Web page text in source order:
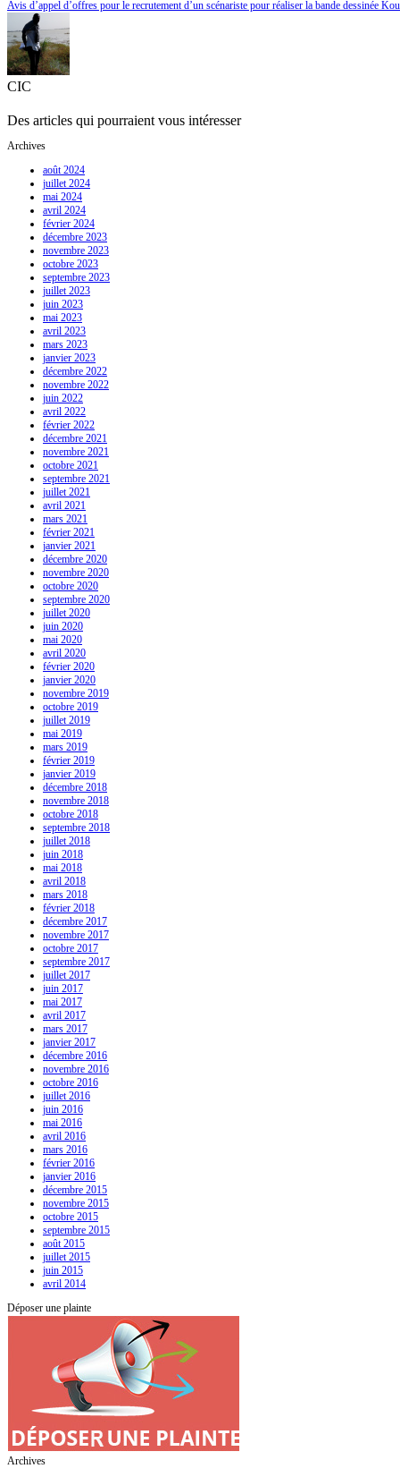
Avis d’appel d’offres pour le recrutement d’un scénariste pour réaliser la bande dessinée
CIC
Des articles qui pourraient vous intéresser
Archives
août 2024
juillet 2024
mai 2024
avril 2024
février 2024
décembre 2023
novembre 2023
octobre 2023
septembre 2023
juillet 2023
juin 2023
mai 2023
avril 2023
mars 2023
janvier 2023
décembre 2022
novembre 2022
juin 2022
avril 2022
février 2022
décembre 2021
novembre 2021
octobre 2021
septembre 2021
juillet 2021
avril 2021
mars 2021
février 2021
janvier 2021
décembre 2020
novembre 2020
octobre 2020
septembre 2020
juillet 2020
juin 2020
mai 2020
avril 2020
février 2020
janvier 2020
novembre 2019
octobre 2019
juillet 2019
mai 2019
mars 2019
février 2019
janvier 2019
décembre 2018
novembre 2018
octobre 2018
septembre 2018
juillet 2018
juin 2018
mai 2018
avril 2018
mars 2018
février 2018
décembre 2017
novembre 2017
octobre 2017
septembre 2017
juillet 2017
juin 2017
mai 2017
avril 2017
mars 2017
janvier 2017
décembre 2016
novembre 2016
octobre 2016
juillet 2016
juin 2016
mai 2016
avril 2016
mars 2016
février 2016
janvier 2016
décembre 2015
novembre 2015
octobre 2015
septembre 2015
août 2015
juillet 2015
juin 2015
avril 2014
Déposer une plainte
Archives